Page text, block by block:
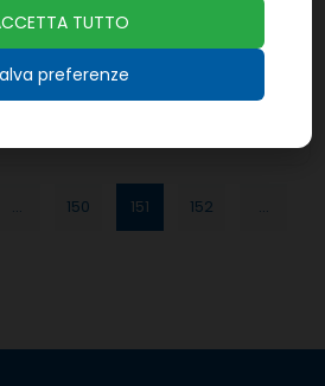
IGRA
Linea:
IMM
... 150 151 152 ...
TUTTO
preferenze